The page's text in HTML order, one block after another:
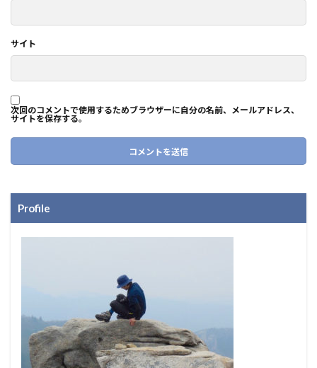
サイト
次回のコメントで使用するためブラウザーに自分の名前、メールアドレス、
サイトを保存する。
Profile